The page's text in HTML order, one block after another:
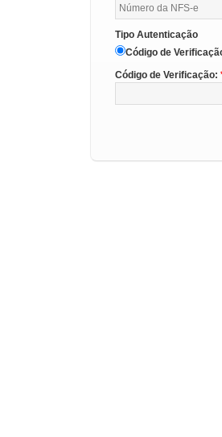
Tipo Autenticação
Código de
Código de Verificação: